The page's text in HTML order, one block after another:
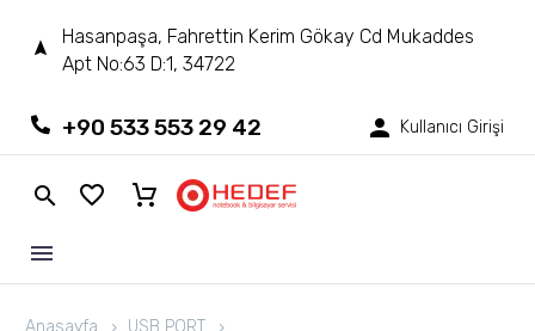
Hasanpaşa, Fahrettin Kerim Gökay Cd Mukaddes
Apt No:63 D:1, 34722
+90 533 553 29 42 Kullanıcı Girişi